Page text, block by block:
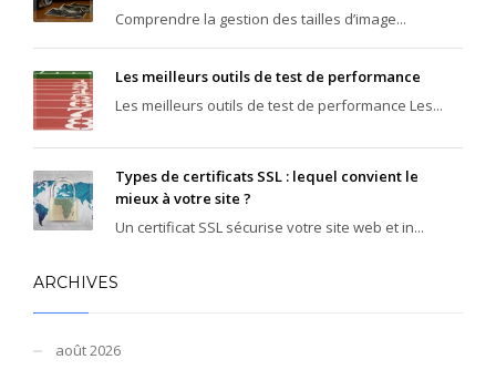
Comprendre la gestion des tailles d’image...
Les meilleurs outils de test de performance
Les meilleurs outils de test de performance Les...
Types de certificats SSL : lequel convient le
mieux à votre site ?
Un certificat SSL sécurise votre site web et in...
ARCHIVES
août 2026